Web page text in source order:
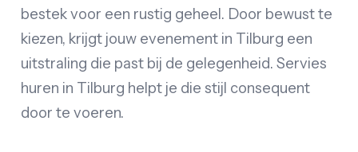
bestek voor een rustig geheel. Door bewust te
kiezen, krijgt jouw evenement in Tilburg een
uitstraling die past bij de gelegenheid. Servies
huren in Tilburg helpt je die stijl consequent
door te voeren.